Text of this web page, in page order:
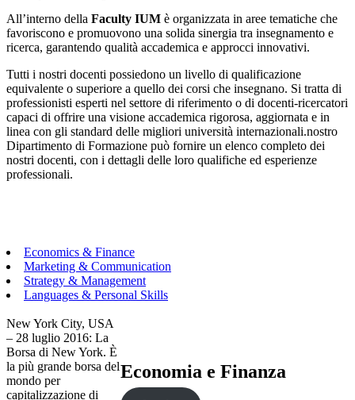
All’interno della Faculty IUM è organizzata in aree tematiche che
favoriscono e promuovono una solida sinergia tra insegnamento e
ricerca, garantendo qualità accademica e approcci innovativi.
Tutti i nostri docenti possiedono un livello di qualificazione
equivalente o superiore a quello dei corsi che insegnano. Si tratta di
professionisti esperti nel settore di riferimento o di docenti-ricercatori
capaci di offrire una visione accademica rigorosa, aggiornata e in
linea con gli standard delle migliori università internazionali.nostro
Dipartimento di Formazione può fornire un elenco completo dei
nostri docenti, con i dettagli delle loro qualifiche ed esperienze
professionali.
Economics & Finance
Marketing & Communication
Strategy & Management
Languages & Personal Skills
New York City, USA
– 28 luglio 2016: La
Borsa di New York. È
la più grande borsa del
mondo per
capitalizzazione di
Economia e Finanza